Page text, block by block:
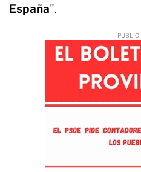
España".